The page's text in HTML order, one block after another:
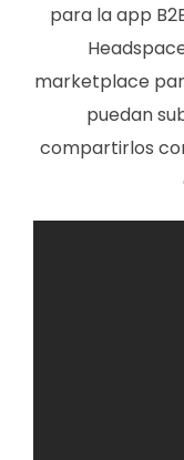
para la app
marketplace
puedan
compartirlos